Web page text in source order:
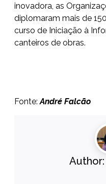
inovadora, as
diplomaram mais de
curso de Iniciação à
canteiros de obras.
Fonte: André Falcão
Author: